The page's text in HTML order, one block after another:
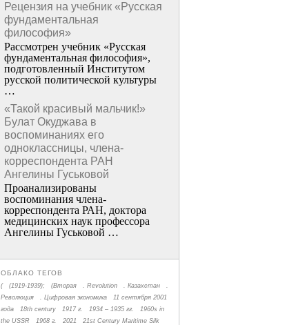
Рецензия на учебник «Русская
фундаментальная
философия»
Рассмотрен учебник «Русская
фундаментальная философия»,
подготовленный Институтом
русской политической культуры
…
«Такой красивый мальчик!»
Булат Окуджава в
воспоминаниях его
одноклассницы, члена-
корреспондента РАН
Ангелины Гуськовой
Проанализированы
воспоминания члена­
корреспондента РАН, доктора
медицинских наук профессора
Ангелины Гуськовой …
ОБЛАКО ТЕГОВ
( (1919-1939); (Вторая . Revolution . Казахстан
.
Революция
. Цифровая экономика
11 сентября 2001
года
18th century 1917 г. 1934 – 1935 гг.
1960s in
the USSR
1968 г. 2021
21st Century Maritime Silk